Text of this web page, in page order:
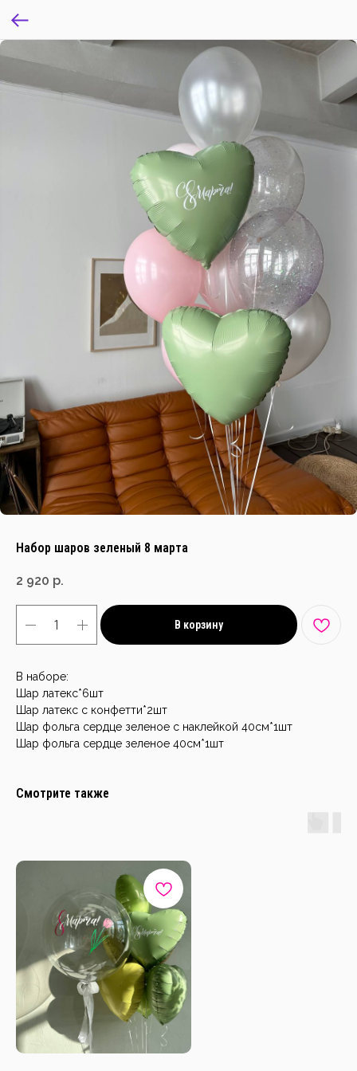
Набор шаров зеленый 8 марта
2 920 р.
В корзину
В наборе:
Шар латекс*6шт
Шар латекс с конфетти*2шт
Шар фольга сердце зеленое с наклейкой 40см*1шт
Шар фольга сердце зеленое 40см*1шт
Смотрите также